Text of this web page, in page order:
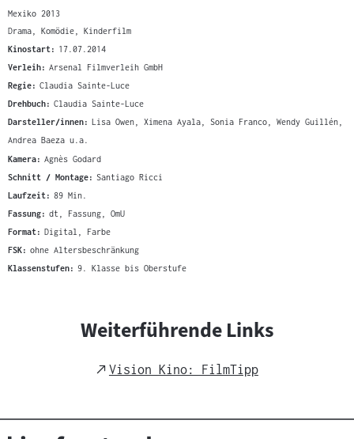
Mexiko 2013
Drama, Komödie, Kinderfilm
Kinostart: 17.07.2014
Verleih: Arsenal Filmverleih GmbH
Regie: Claudia Sainte-Luce
Drehbuch: Claudia Sainte-Luce
Darsteller/innen: Lisa Owen, Ximena Ayala, Sonia Franco, Wendy Guillén,
Andrea Baeza u.a.
Kamera: Agnès Godard
Schnitt / Montage: Santiago Ricci
Laufzeit: 89 Min.
Fassung: dt, Fassung, OmU
Format: Digital, Farbe
FSK: ohne Altersbeschränkung
Klassenstufen: 9. Klasse bis Oberstufe
Weiterführende Links
External
Vision Kino: FilmTipp